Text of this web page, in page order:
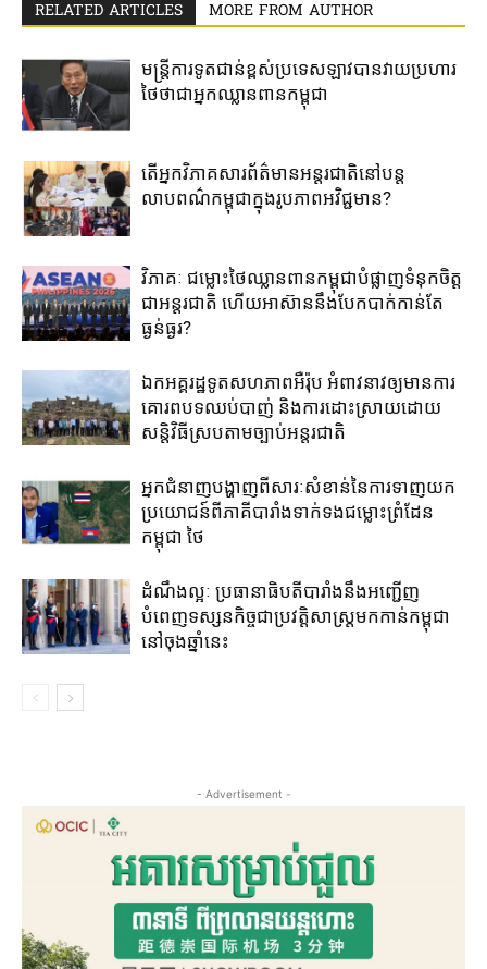
RELATED ARTICLES MORE FROM AUTHOR
មន្ត្រី​ការ​ទូត​ជាន់​ខ្ពស់​ប្រទេស​ឡាវ​បាន​វាយ​ប្រហារ​
ថៃ​ថា​ជា​អ្នក​ឈ្លាន​ពាន​កម្ពុជា​
តើ​អ្នក​វិភាគសារព័ត៌មាន​អន្តរជាតិ​នៅ​បន្ត​
លាបពណ៌​កម្ពុជា​ក្នុង​រូបភាព​អវិជ្ជមាន​?​
វិភាគៈ ​ជម្លោះ​ថៃឈ្លាន​ពាន​កម្ពុជា​បំផ្លាញ​ទំនុក​ចិត្ត​
ជា​អន្តរជាតិ​ ហើយ​អាស៊ាន​នឹង​បែក​បាក់​កាន់​តែ​
ធ្ងន់​ធ្ងរ​?​
ឯកអគ្គរដ្ឋទូតសហភាពអឺរ៉ុប អំពាវនាវឲ្យមានការ
គោរពបទឈប់បាញ់ និងការដោះស្រាយដោយ
សន្តិវិធីស្របតាមច្បាប់អន្តរជាតិ
អ្នកជំនាញបង្ហាញពីសារៈសំខាន់នៃការទាញយក
ប្រយោជន៍ពីភាគីបារាំងទាក់ទងជម្លោះព្រំដែន
កម្ពុជា ថៃ
ដំណឹងល្អៈ ប្រធានាធិបតីបារាំងនឹងអញ្ជើញ
បំពេញទស្សនកិច្ចជាប្រវត្តិសាស្រ្តមកកាន់កម្ពុជា
នៅចុងឆ្នាំនេះ
- Advertisement -